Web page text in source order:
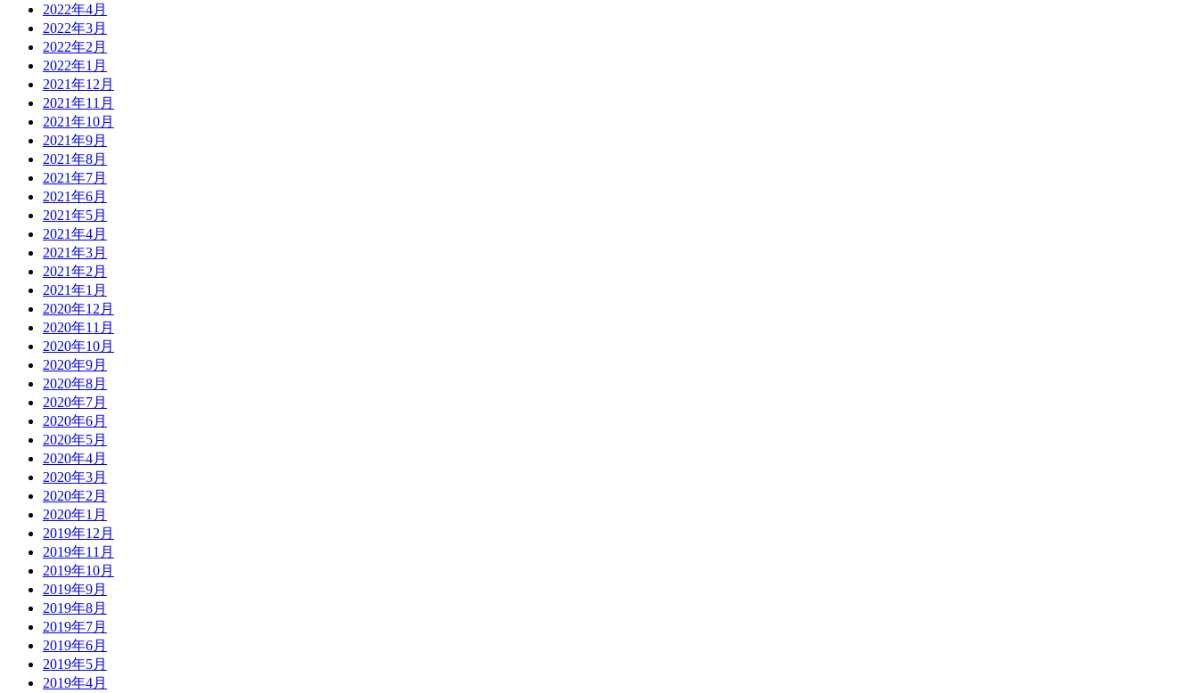
2022年4月
2022年3月
2022年2月
2022年1月
2021年12月
2021年11月
2021年10月
2021年9月
2021年8月
2021年7月
2021年6月
2021年5月
2021年4月
2021年3月
2021年2月
2021年1月
2020年12月
2020年11月
2020年10月
2020年9月
2020年8月
2020年7月
2020年6月
2020年5月
2020年4月
2020年3月
2020年2月
2020年1月
2019年12月
2019年11月
2019年10月
2019年9月
2019年8月
2019年7月
2019年6月
2019年5月
2019年4月